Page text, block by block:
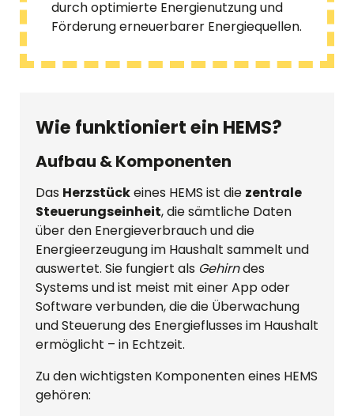
durch optimierte Energienutzung und
Förderung erneuerbarer Energiequellen.
Wie funktioniert ein HEMS?
Aufbau & Komponenten
Das Herzstückeines HEMS ist die zentrale
Steuerungseinheit, die sämtliche Daten
über den Energieverbrauch und die
Energieerzeugung im Haushalt sammelt und
auswertet. Sie fungiert als Gehirndes
Systems und ist meist mit einer App oder
Software verbunden, die die Überwachung
und Steuerung des Energieflusses im Haushalt
ermöglicht – in Echtzeit.
Zu den wichtigsten Komponenten eines HEMS
gehören: